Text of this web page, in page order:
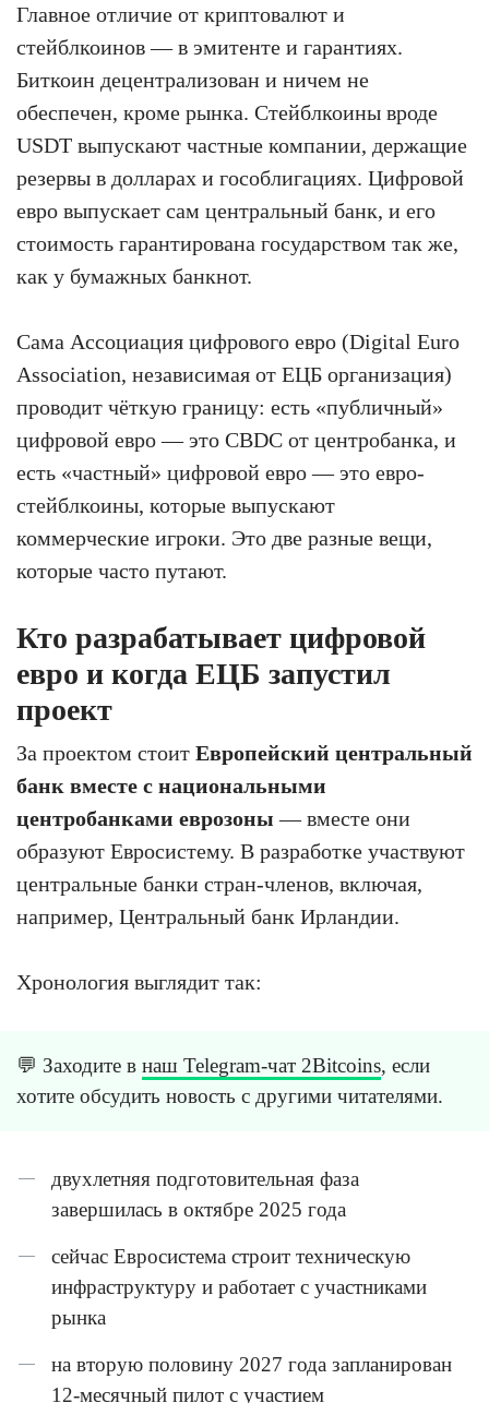
Главное отличие от криптовалют и
стейблкоинов — в эмитенте и гарантиях.
Биткоин децентрализован и ничем не
обеспечен, кроме рынка. Стейблкоины вроде
USDT выпускают частные компании, держащие
резервы в долларах и гособлигациях. Цифровой
евро выпускает сам центральный банк, и его
стоимость гарантирована государством так же,
как у бумажных банкнот.
Сама Ассоциация цифрового евро (Digital Euro
Association, независимая от ЕЦБ организация)
проводит чёткую границу: есть «публичный»
цифровой евро — это CBDC от центробанка, и
есть «частный» цифровой евро — это евро-
стейблкоины, которые выпускают
коммерческие игроки. Это две разные вещи,
которые часто путают.
Кто разрабатывает цифровой
евро и когда ЕЦБ запустил
проект
За проектом стоит Европейский центральный
банк вместе с национальными
центробанками еврозоны — вместе они
образуют Евросистему. В разработке участвуют
центральные банки стран-членов, включая,
например, Центральный банк Ирландии.
Хронология выглядит так:
💬 Заходите в наш Telegram-чат 2Bitcoins, если
хотите обсудить новость с другими читателями.
двухлетняя подготовительная фаза
завершилась в октябре 2025 года
сейчас Евросистема строит техническую
инфраструктуру и работает с участниками
рынка
на вторую половину 2027 года запланирован
12-месячный пилот с участием